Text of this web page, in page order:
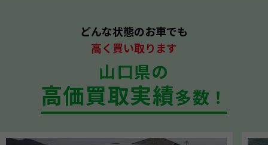
どんな状態のお車でも
高く買い取ります
山口県の
高価買取実績多数！